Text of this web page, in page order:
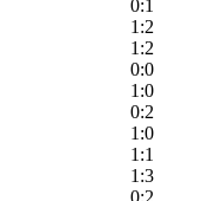
0:1
1:2
1:2
0:0
1:0
0:2
1:0
1:1
1:3